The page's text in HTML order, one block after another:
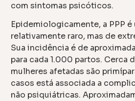
com sintomas psicóticos.
Epidemiologicamente, a PPP é
relativamente raro, mas de
Sua incidência é de
para cada 1.000 partos. Cerca
mulheres afetadas são
casos está associada a
não psiquiátricas.